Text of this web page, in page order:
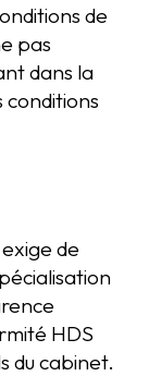
de
pas
dans la
conditions
de
HDS
du cabinet.